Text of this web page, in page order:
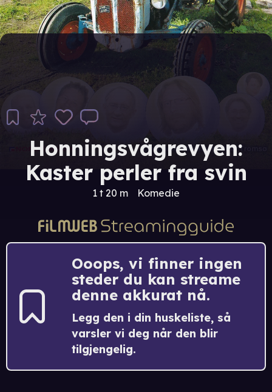
Honningsvågrevyen:
Kaster perler fra svin
1 t 20 m Komedie
Ooops, vi finner ingen
steder du kan streame
denne akkurat nå.
Legg den i din huskeliste, så
varsler vi deg når den blir
tilgjengelig.